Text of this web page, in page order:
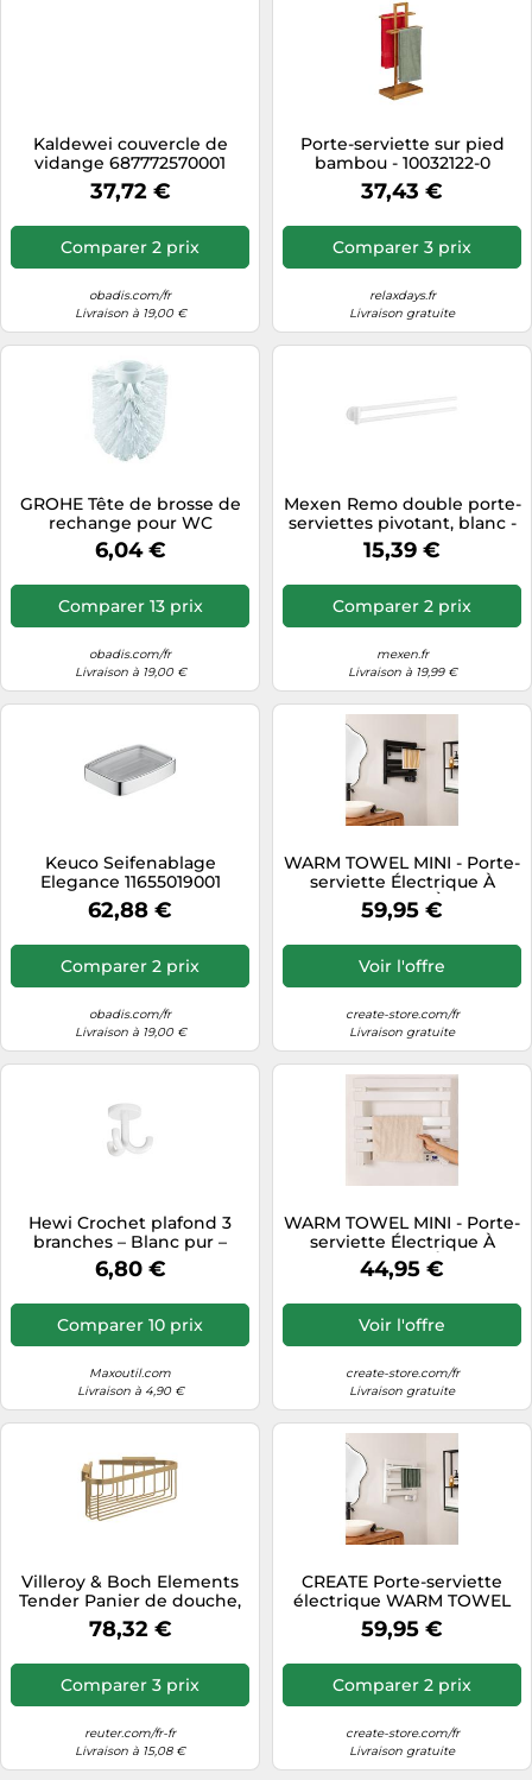
Kaldewei couvercle de
vidange 687772570001
carré, pour Conoflat , blanc
alpin
37,72 €
Comparer 2 prix
obadis.com/fr
Livraison à 19,00 €
Porte-serviette sur pied
bambou - 10032122-0
37,43 €
Comparer 3 prix
relaxdays.fr
Livraison gratuite
GROHE Tête de brosse de
rechange pour WC
40791001 Blanc
6,04 €
Comparer 13 prix
obadis.com/fr
Livraison à 19,00 €
Mexen Remo double porte-
serviettes pivotant, blanc -
70507255-20 5010
5907709170308
15,39 €
Comparer 2 prix
mexen.fr
Livraison à 19,99 €
Keuco Seifenablage
Elegance 11655019001
chromé , givré bol en
cristal, modèle de table
62,88 €
Comparer 2 prix
obadis.com/fr
Livraison à 19,00 €
WARM TOWEL MINI - Porte-
serviette Électrique À
Suspendre Ou À Poser
150W Noir. Basse
59,95 €
Voir l'offre
create-store.com/fr
Livraison gratuite
Hewi Crochet plafond 3
branches – Blanc pur –
477.80.050
6,80 €
Comparer 10 prix
Maxoutil.com
Livraison à 4,90 €
WARM TOWEL MINI - Porte-
serviette Électrique À
Suspendre Ou À Poser
150W Blanc. Basse
Consommation
44,95 €
Voir l'offre
create-store.com/fr
Livraison gratuite
Villeroy & Boch Elements
Tender Panier de douche,
TVA15100900076,
78,32 €
Comparer 3 prix
reuter.com/fr-fr
Livraison à 15,08 €
CREATE Porte-serviette
électrique WARM TOWEL
MINI – 150W à suspendre ou
à poser – Blanc
59,95 €
Comparer 2 prix
create-store.com/fr
Livraison gratuite